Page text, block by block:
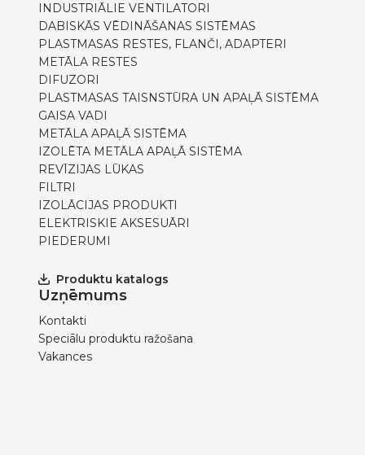
INDUSTRIĀLIE VENTILATORI
DABISKĀS VĒDINĀŠANAS SISTĒMAS
PLASTMASAS RESTES, FLANČI, ADAPTERI
METĀLA RESTES
DIFUZORI
PLASTMASAS TAISNSTŪRA UN APAĻĀ SISTĒMA
GAISA VADI
METĀLA APAĻĀ SISTĒMA
IZOLĒTA METĀLA APAĻĀ SISTĒMA
REVĪZIJAS LŪKAS
FILTRI
IZOLĀCIJAS PRODUKTI
ELEKTRISKIE AKSESUĀRI
PIEDERUMI
Produktu katalogs
Uzņēmums
Kontakti
Speciālu produktu ražošana
Vakances